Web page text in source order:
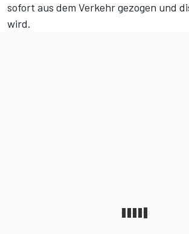
sofort aus dem Verkehr gezogen und
wird.